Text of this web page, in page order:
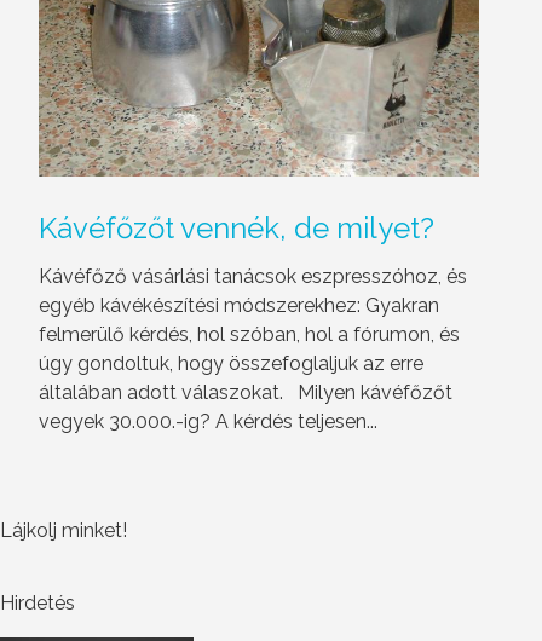
Kávéfőzőtvennék, de milyet?
Kávéfőző vásárlási tanácsok eszpresszóhoz, és
egyéb kávékészítési módszerekhez: Gyakran
felmerülő kérdés, hol szóban, hol a fórumon, és
úgy gondoltuk, hogy összefoglaljuk az erre
általában adott válaszokat. Milyen kávéfőzőt
vegyek 30.000.-ig? A kérdés teljesen...
Lájkolj minket!
Hirdetés